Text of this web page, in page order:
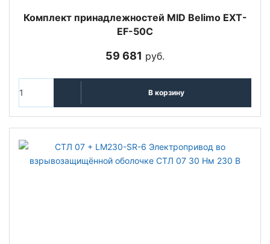
Комплект принадлежностей MID Belimo EXT-
EF-50C
59 681 руб.
В корзину